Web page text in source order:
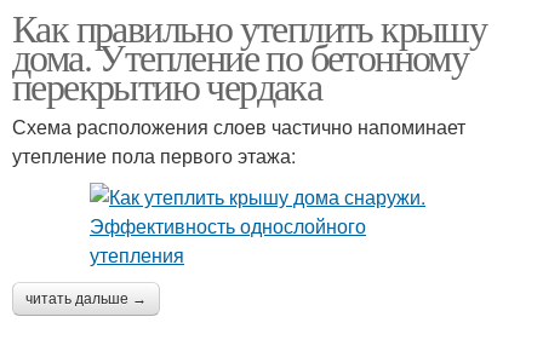
Как правильно утеплить крышу
дома. Утепление по бетонному
перекрытию чердака
Схема расположения слоев частично напоминает
утепление пола первого этажа:
читать дальше →